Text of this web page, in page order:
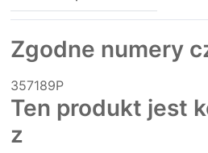
Zgodne numery
357189P
Ten produkt jest
z